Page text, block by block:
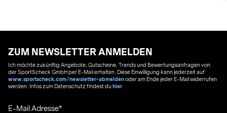
ZUM NEWSLETTER ANMELDEN
Ich möchte zukünftig Angebote, Gutscheine, Trends und Bewertungsanfragen von
der SportScheck GmbH per E-Mail erhalten. Diese Einwilligung kann jederzeit auf
www.sportscheck.com/newsletter-abmeldenoder am Ende jeder E-Mail widerrufen
werden. Infos zum Datenschutz findest duhier
E-Mail Adresse